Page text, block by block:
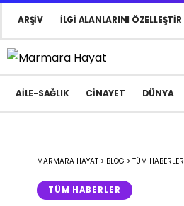
ARŞIV İLGI ALANLARINI ÖZELLEŞTIR
AILE-SAĞLIK CINAYET DÜNYA
MARMARA HAYAT > BLOG > TÜM HABERLER
TÜM HABERLER